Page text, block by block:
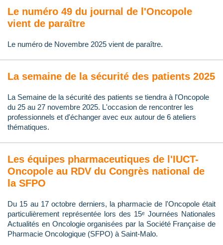
Le numéro 49 du journal de l'Oncopole
vient de paraître
Le numéro de Novembre 2025 vient de paraître.
La semaine de la sécurité des patients 2025
La Semaine de la sécurité des patients se tiendra à l'Oncopole
du 25 au 27 novembre 2025. L'occasion de rencontrer les
professionnels et d'échanger avec eux autour de 6 ateliers
thématiques.
Les équipes pharmaceutiques de l'IUCT-
Oncopole au RDV du Congrès national de
la SFPO
Du 15 au 17 octobre derniers, la pharmacie de l'Oncopole était
particulièrement représentée lors des 15ᵉ Journées Nationales
Actualités en Oncologie organisées par la Société Française de
Pharmacie Oncologique (SFPO) à Saint-Malo.